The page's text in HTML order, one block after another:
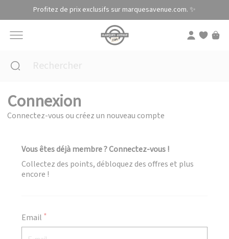
Profitez de prix exclusifs sur marquesavenue.com. ✨
Connexion
Connectez-vous ou créez un nouveau compte
Vous êtes déjà membre ? Connectez-vous !
Collectez des points, débloquez des offres et plus
encore !
Email
Panneau de gestion des cookies